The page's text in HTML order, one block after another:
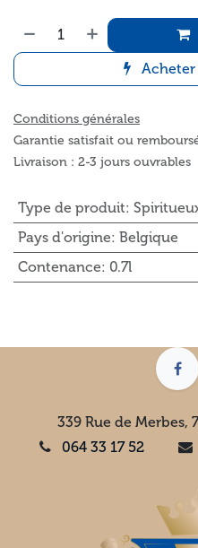
Conditions générales
Garantie satisfait ou
Livraison : 2-3 jours ouvrables
Type de produit:
Pays d'origine: Belgique
Contenance: 0.7l
339 Rue de Merbes,
064 33 17 52